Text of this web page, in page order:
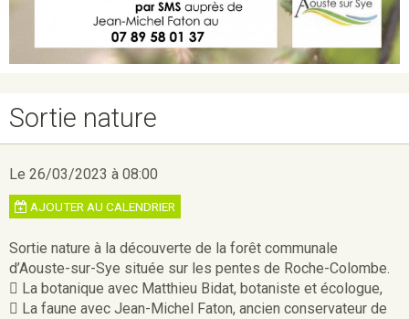
Sortie nature
Le 26/03/2023 à 08:00
AJOUTER AU CALENDRIER
Sortie nature à la découverte de la forêt communale
d’Aouste-sur-Sye située sur les pentes de Roche-Colombe.
 La botanique avec Matthieu Bidat, botaniste et écologue,
 La faune avec Jean-Michel Faton, ancien conservateur de